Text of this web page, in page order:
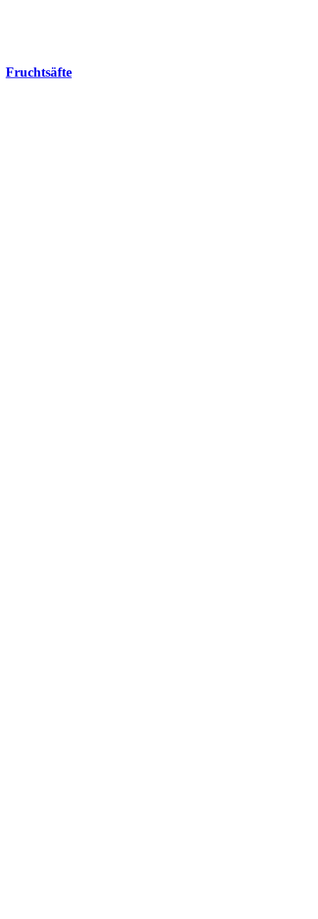
Fruchtsäfte